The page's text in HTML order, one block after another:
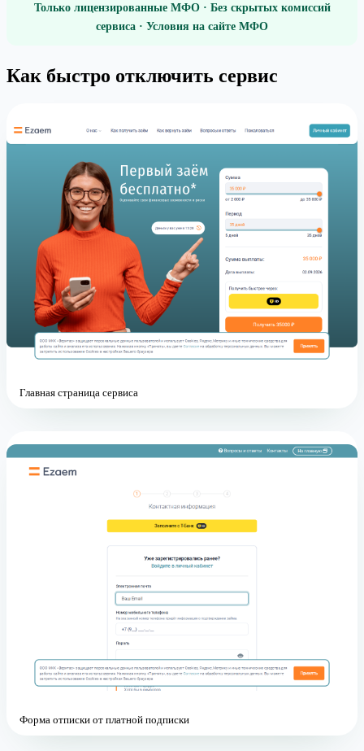
Только лицензированные МФО · Без скрытых комиссий
сервиса · Условия на сайте МФО
Как быстро отключить сервис
Главная страница сервиса
Форма отписки от платной подписки